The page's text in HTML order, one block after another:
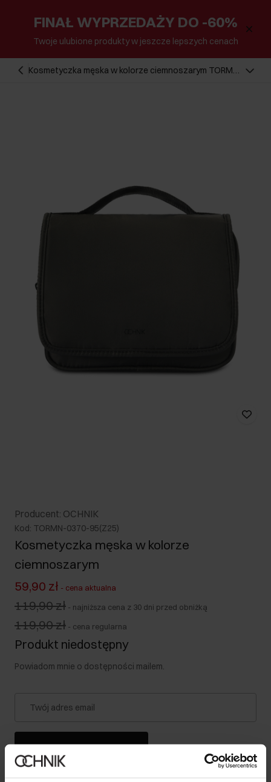
FINAŁ WYPRZEDAŻY DO -60%
Twoje ulubione produkty w jeszcze lepszych cenach
Kosmetyczka męska w kolorze ciemnoszarym TORMN-
Producent: OCHNIK
Kod: TORMN-0370-95(Z25)
Kosmetyczka męska w kolorze
ciemnoszarym
59,90 zł - cena aktualna
119,90 zł - najniższa cena z 30 dni przed obniżką
119,90 zł - cena regularna
Produkt niedostępny
Powiadom mnie o dostępności mailem.
Twój adres email